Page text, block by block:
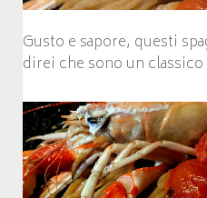
Gusto e sapore, questi
direi che sono un